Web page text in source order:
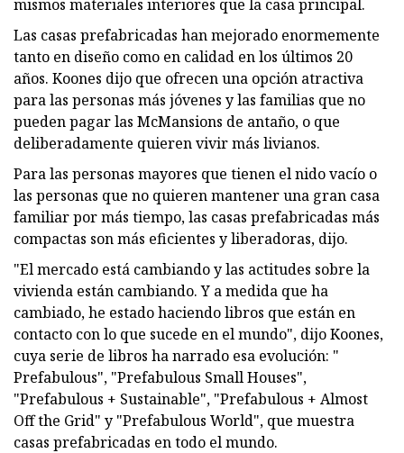
mismos materiales interiores que la casa principal.
Las casas prefabricadas han mejorado enormemente
tanto en diseño como en calidad en los últimos 20
años. Koones dijo que ofrecen una opción atractiva
para las personas más jóvenes y las familias que no
pueden pagar las McMansions de antaño, o que
deliberadamente quieren vivir más livianos.
Para las personas mayores que tienen el nido vacío o
las personas que no quieren mantener una gran casa
familiar por más tiempo, las casas prefabricadas más
compactas son más eficientes y liberadoras, dijo.
"El mercado está cambiando y las actitudes sobre la
vivienda están cambiando. Y a medida que ha
cambiado, he estado haciendo libros que están en
contacto con lo que sucede en el mundo", dijo Koones,
cuya serie de libros ha narrado esa evolución: "
Prefabulous", "Prefabulous Small Houses",
"Prefabulous + Sustainable", "Prefabulous + Almost
Off the Grid" y "Prefabulous World", que muestra
casas prefabricadas en todo el mundo.